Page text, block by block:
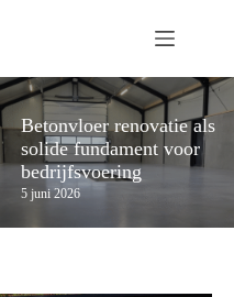
Betonvloer renovatie als
solide fundament voor
bedrijfsvoering
5 juni 2026